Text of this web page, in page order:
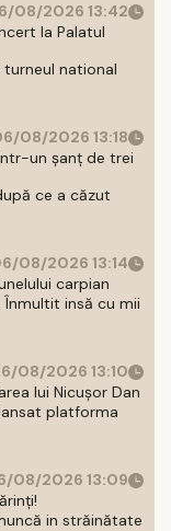
08/2026 13:42
la Palatul
turneul national
08/2026 13:18
un şanţ de trei
ce a căzut
08/2026 13:14
carpian
insă cu mii
08/2026 13:10
lui Nicușor Dan
platforma
08/2026 13:09
in străinătate